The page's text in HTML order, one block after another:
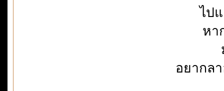
ไป
หา
อยากล